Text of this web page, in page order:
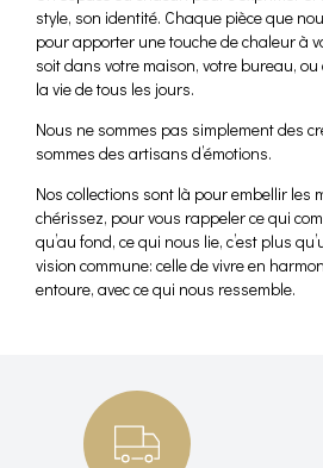
style, son identité. Chaque pièce que
pour apporter une touche de chaleur à
soit dans votre maison, votre bureau,
la vie de tous les jours.
Nous ne sommes pas simplement des
sommes des artisans d’émotions.
Nos collections sont là pour embellir les
chérissez, pour vous rappeler ce qui
qu’au fond, ce qui nous lie, c’est plus
vision commune: celle de vivre en
entoure, avec ce qui nous ressemble.